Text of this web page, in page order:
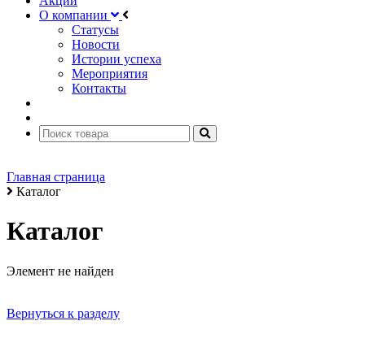
О компании
Статусы
Новости
Истории успеха
Мероприятия
Контакты
Главная страница
Каталог
Каталог
Элемент не найден
Вернуться к разделу